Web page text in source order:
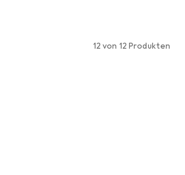
12 von 12 Produkten